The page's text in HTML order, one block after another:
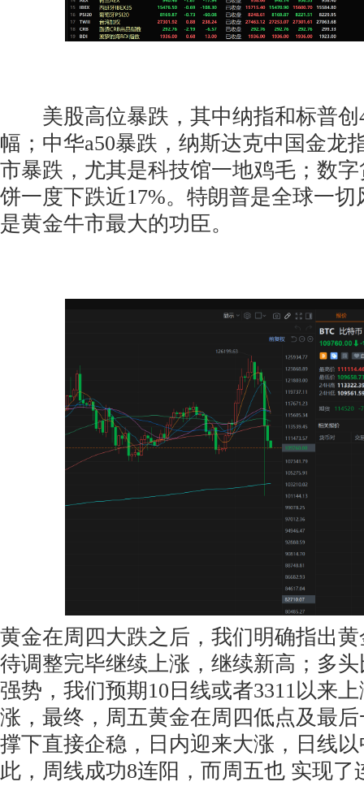
美股高位暴跌，其中纳指和标普创
幅；中华a50暴跌，纳斯达克中国金龙
市暴跌，尤其是科技馆一地鸡毛；数
饼一度下跌近17%。特朗普是全球一
是黄金牛市最大的功臣。
黄金在周四大跌之后，我们明确指出
待调整完毕继续上涨，继续新高；多
强势，我们预期10日线或者3311以来
涨，最终，周五黄金在周四低点及最
撑下直接企稳，日内迎来大涨，日线
此，周线成功8连阳，而周五也 实现了